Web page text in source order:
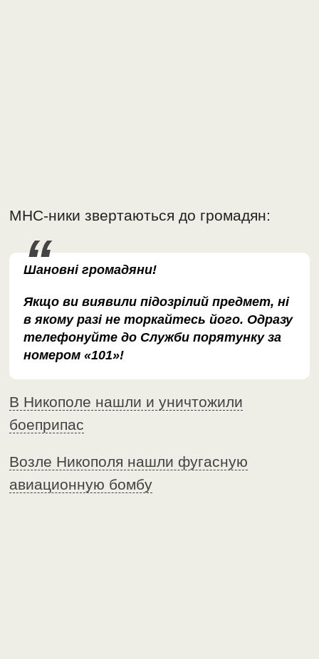
МНС-ники звертаються до громадян:
Шановні громадяни!
Якщо ви виявили підозрілий предмет, ні
в якому разі не торкайтесь його. Одразу
телефонуйте до Служби порятунку за
номером «101»!
В Никополе нашли и уничтожили
боеприпас
Возле Никополя нашли фугасную
авиационную бомбу